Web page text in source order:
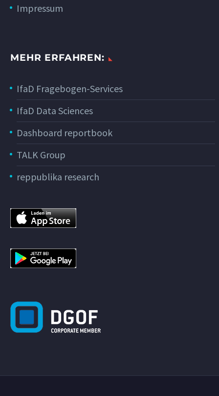
Impressum
MEHR ERFAHREN:
IfaD Fragebogen-Services
IfaD Data Sciences
Dashboard reportbook
TALK Group
reppublika research